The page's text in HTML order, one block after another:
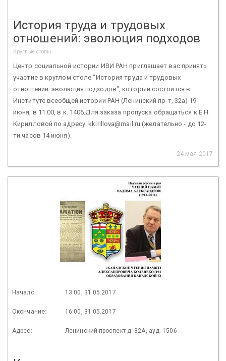
История труда и трудовых
отношений: эволюция подходов
Круглые столы
Центр социальной истории ИВИ РАН приглашает вас принять
участие в круглом столе "История труда и трудовых
отношений: эволюция подходов", который состоится в
Институте всеобщей истории РАН (Ленинский пр-т, 32а) 19
июня, в 11.00, в к. 1406.Для заказа пропуска обращаться к Е.Н.
Кирилловой по адресу: kkirillova@mail.ru (желательно - до 12-
ти часов 14 июня).
24 мая 2017
Начало: 13:00, 31.05.2017
Окончание: 16:00, 31.05.2017
Адрес: Ленинский проспект д. 32А, ауд. 1506